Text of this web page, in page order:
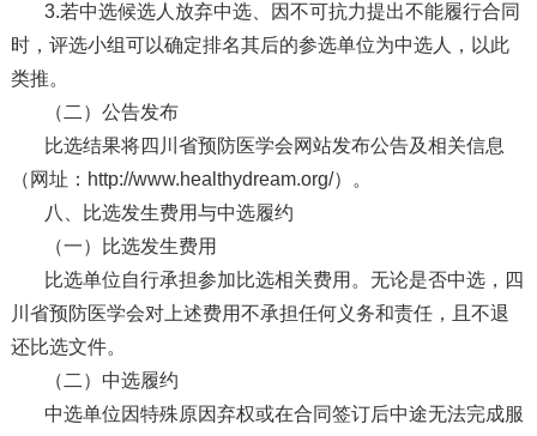
3.若中选候选人放弃中选、因不可抗力提出不能履行合同
时，评选小组可以确定排名其后的参选单位为中选人，以此
类推。
（二）公告发布
比选结果将四川省预防医学会网站发布公告及相关信息
（网址：http://www.healthydream.org/）。
八、比选发生费用与中选履约
（一）比选发生费用
比选单位自行承担参加比选相关费用。无论是否中选，四
川省预防医学会对上述费用不承担任何义务和责任，且不退
还比选文件。
（二）中选履约
中选单位因特殊原因弃权或在合同签订后中途无法完成服